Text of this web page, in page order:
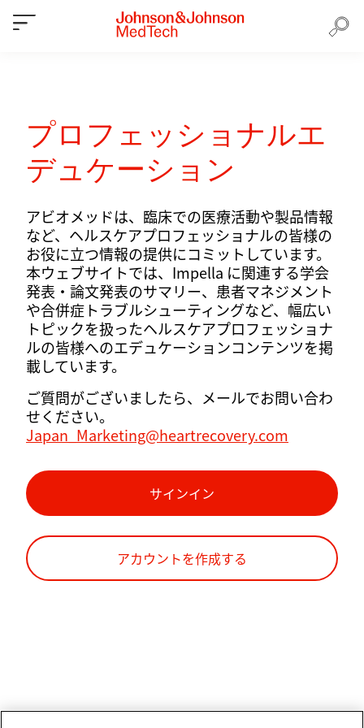
プロフェッショナルエ
デュケーション
アビオメッドは、臨床での医療活動や製品情報
など、ヘルスケアプロフェッショナルの皆様の
お役に立つ情報の提供にコミットしています。
本ウェブサイトでは、Impella に関連する学会
発表・論文発表のサマリー、患者マネジメント
や合併症トラブルシューティングなど、幅広い
トピックを扱ったヘルスケアプロフェッショナ
ルの皆様へのエデュケーションコンテンツを掲
載しています。
ご質問がございましたら、メールでお問い合わ
せください。
Japan_Marketing@heartrecovery.com